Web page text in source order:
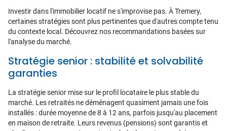
Investir dans l'immobilier locatif ne s'improvise pas. À Tremery,
certaines stratégies sont plus pertinentes que d'autres compte tenu
du contexte local. Découvrez nos recommandations basées sur
l'analyse du marché.
Stratégie senior : stabilité et solvabilité
garanties
La stratégie senior mise sur le profil locataire le plus stable du
marché. Les retraités ne déménagent quasiment jamais une fois
installés : durée moyenne de 8 à 12 ans, parfois jusqu'au placement
en maison de retraite. Leurs revenus (pensions) sont garantis et